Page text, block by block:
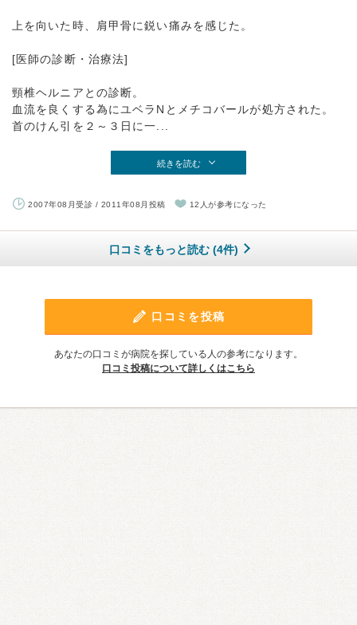
上を向いた時、肩甲骨に鋭い痛みを感じた。
[医師の診断・治療法]
頸椎ヘルニアとの診断。
血流を良くする為にユベラNとメチコバールが処方された。
首のけん引を２～３日に一...
続きを読む
2007年08月受診 / 2011年08月投稿 12人が参考になった
口コミをもっと読む (4件)
口コミを投稿
あなたの口コミが病院を探している人の参考になります。
口コミ投稿について詳しくはこちら